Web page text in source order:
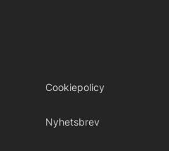
Cookiepolicy
Nyhetsbrev